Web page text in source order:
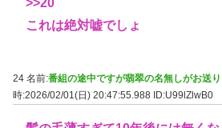
>>20
これは絶対嘘でしょ
24 名前:番組の途中ですが翡翠の名無しがお送
時:2026/02/01(日) 20:47:55.988 ID:U99lZlwB0